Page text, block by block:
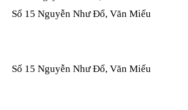
Số 15 Nguyễn Như Đổ, Văn Miếu
Số 15 Nguyễn Như Đổ, Văn Miếu